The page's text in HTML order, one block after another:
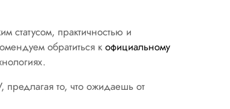
статусом, практичностью и
обратиться к официальному
то, что ожидаешь от